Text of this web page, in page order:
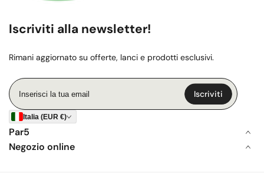
Iscriviti alla newsletter!
Rimani aggiornato su offerte, lanci e prodotti esclusivi.
Inserisci
la
tua
email
Iscriviti
Italia (EUR €)
Par5
Negozio online